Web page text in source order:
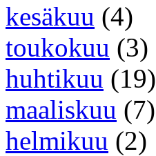
kesäkuu (4)
toukokuu (3)
huhtikuu (19)
maaliskuu (7)
helmikuu (2)